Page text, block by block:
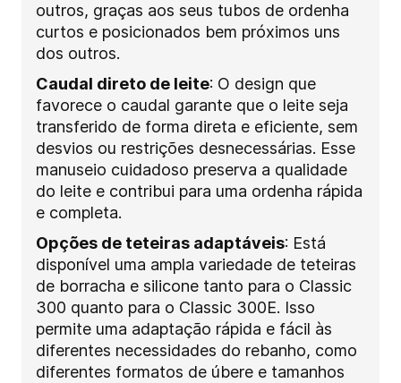
outros, graças aos seus tubos de ordenha
curtos e posicionados bem próximos uns
dos outros.
Caudal direto de leite: O design que
favorece o caudal garante que o leite seja
transferido de forma direta e eficiente, sem
desvios ou restrições desnecessárias. Esse
manuseio cuidadoso preserva a qualidade
do leite e contribui para uma ordenha rápida
e completa.
Opções de teteiras adaptáveis: Está
disponível uma ampla variedade de teteiras
de borracha e silicone tanto para o Classic
300 quanto para o Classic 300E. Isso
permite uma adaptação rápida e fácil às
diferentes necessidades do rebanho, como
diferentes formatos de úbere e tamanhos